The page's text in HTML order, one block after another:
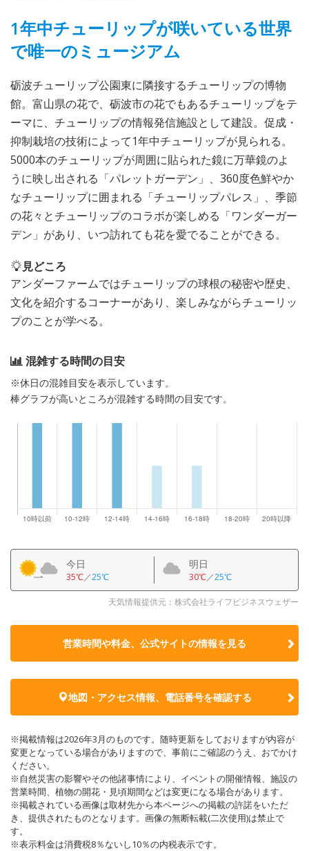
1年中チューリップが咲いている世界
で唯一のミュージアム
砺波チューリップ公園東に隣接するチューリップの博物
館。富山県の花で、砺波市の花でもあるチューリップをテ
ーマに、チューリップの情報発信施設として建設。促成・
抑制栽培の技術によって1年中チューリップが見られる。
5000本のチューリップが周囲に貼られた鏡に万華鏡のよ
うに映し出される「パレットガーデン」、360度色鮮やか
なチューリップに囲まれる「チューリップパレス」、季節
の花々とチューリップのコラボが楽しめる「ワンダーガー
デン」があり、いつ訪れても花を愛でることができる。
見どころ
アンダーファームではチューリップの球根の秘密や歴史、
文化を紹介するコーナーがあり、楽しみながらチューリッ
プのことが学べる。
混雑する時間の目安
※休日の混雑目安を表示しています。
棒グラフが高いところが混雑する時間の目安です。
今日
35℃／25℃
明日
30℃／25℃
天気情報提供元：株式会社ライフビジネスウェザー
営業時間や料金、公式サイトの情報を見る
地図・アクセス情報、電話番号を確認する
※掲載情報は2026年3月のものです。随時更新をしておりますが内容が
変更となっている場合がありますので、事前にご確認のうえ、おでかけ
ください。
※自然災害の影響やその他諸事情により、イベントの開催情報、施設の
営業時間、植物の開花・見頃期間などは変更になる場合があります。
※掲載されている画像は取材先から本ページへの掲載の許諾をいただ
き、提供されたものとなります。画像の無断転載(二次使用)は禁止で
す。
※表示料金は消費税8％ないし10％の内税表示です。